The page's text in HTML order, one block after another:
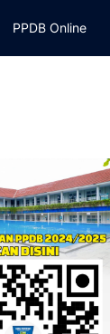
PPDB Online